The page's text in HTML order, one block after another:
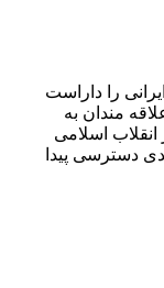
را داراست
علاقه مندان به
اسلامی
دسترسی پیدا